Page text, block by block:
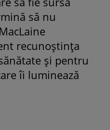
să nu
recunoștința
și pentru
îi luminează